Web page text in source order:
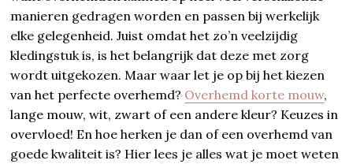
manieren gedragen worden en passen bij werkelijk
elke gelegenheid. Juist omdat het zo’n veelzijdig
kledingstuk is, is het belangrijk dat deze met zorg
wordt uitgekozen. Maar waar let je op bij het kiezen
van het perfecte overhemd? Overhemd korte mouw,
lange mouw, wit, zwart of een andere kleur? Keuzes in
overvloed! En hoe herken je dan of een overhemd van
goede kwaliteit is? Hier lees je alles wat je moet weten